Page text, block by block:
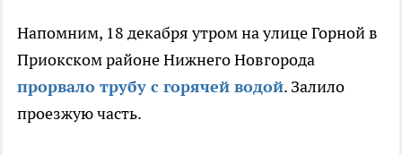
Напомним, 18 декабря утром на улице Горной в
Приокском районе Нижнего Новгорода
прорвало трубу с горячей водой. Залило
проезжую часть.